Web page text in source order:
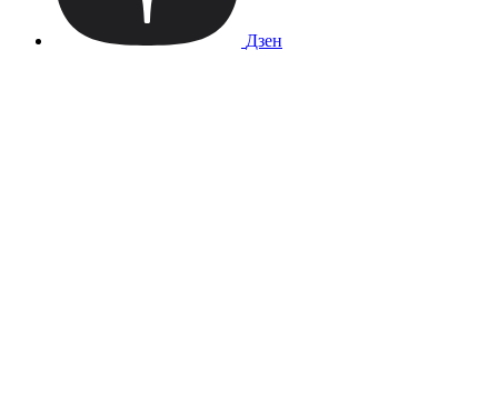
Дзен